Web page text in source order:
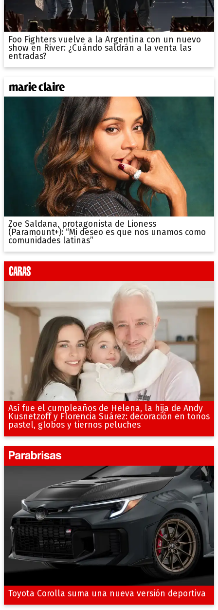
Foo Fighters vuelve a la Argentina con un nuevo
show en River: ¿Cuándo saldrán a la venta las
entradas?
Zoe Saldana, protagonista de Lioness
(Paramount+): “Mi deseo es que nos unamos como
comunidades latinas”
Así fue el cumpleaños de Helena, la hija de Andy
Kusnetzoff y Florencia Suárez: decoración en tonos
pastel, globos y tiernos peluches
Toyota Corolla suma una nueva versión deportiva